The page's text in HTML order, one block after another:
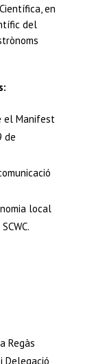
en
del
el Manifest
de
local
Regàs
Delegació